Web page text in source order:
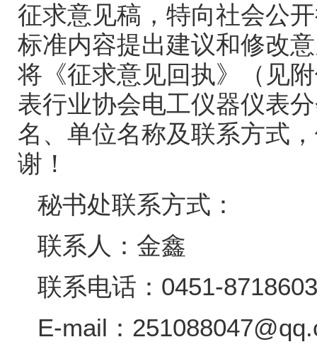
征求意见稿，特向社会公
标准内容提出建议和修改
将《征求意见回执》（见
表行业协会电工仪器仪表
名、单位名称及联系方式
谢！
秘书处联系方式：
联系人：金鑫
联系电话： 0451-
E-mail ：